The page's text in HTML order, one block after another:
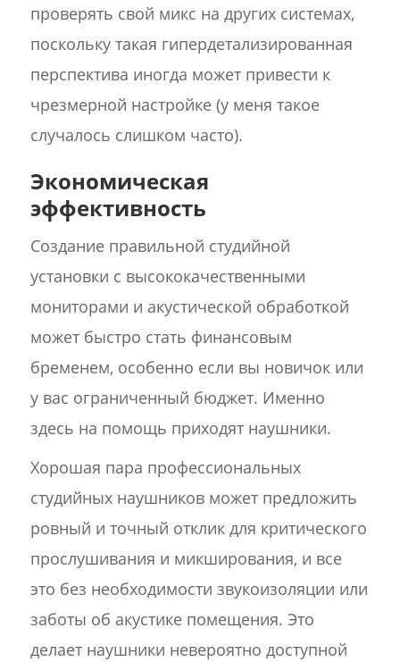
проверять свой микс на других системах,
поскольку такая гипердетализированная
перспектива иногда может привести к
чрезмерной настройке (у меня такое
случалось слишком часто).
Экономическая
эффективность
Создание правильной студийной
установки с высококачественными
мониторами и акустической обработкой
может быстро стать финансовым
бременем, особенно если вы новичок или
у вас ограниченный бюджет. Именно
здесь на помощь приходят наушники.
Хорошая пара профессиональных
студийных наушников может предложить
ровный и точный отклик для критического
прослушивания и микширования, и все
это без необходимости звукоизоляции или
заботы об акустике помещения. Это
делает наушники невероятно доступной